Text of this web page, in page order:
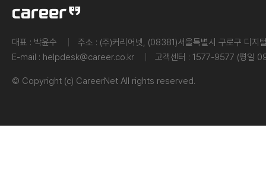
대표 : 박윤수 주소 : (주)커리어넷, (08381)서울특별시 구로구 디
E-mail : helpdesk@career.co.kr 고객센터 : 1577-9577 (평일
© Copyright (c) CareerNet All rights reserved.